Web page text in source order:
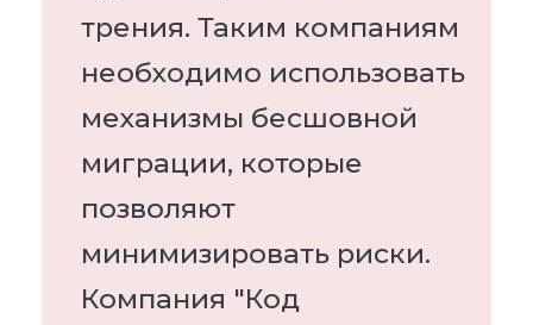
трения. Таким компаниям
необходимо использовать
механизмы бесшовной
миграции, которые
позволяют
минимизировать риски.
Компания "Код